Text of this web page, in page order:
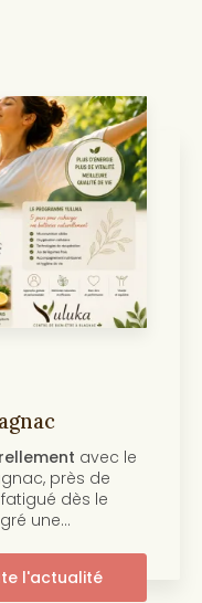
de la peau à
anti-âge et
deToulouse
un programme